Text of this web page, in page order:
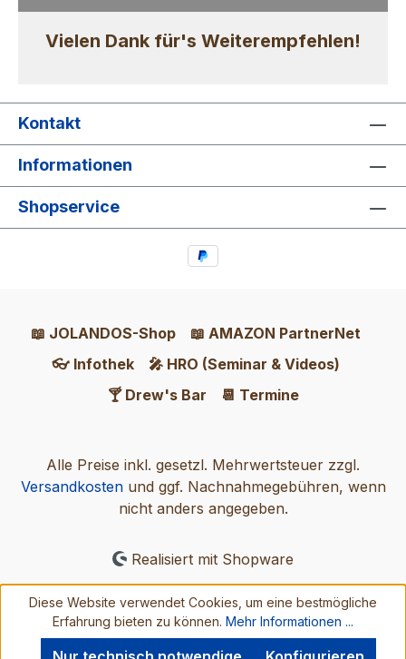
Vielen Dank für's Weiterempfehlen!
Kontakt
Informationen
Shopservice
📖 JOLANDOS-Shop
📖 AMAZON PartnerNet
👓 Infothek
🎤 HRO (Seminar & Videos)
🍸 Drew's Bar
📆 Termine
Alle Preise inkl. gesetzl. Mehrwertsteuer zzgl.
Versandkostenund ggf. Nachnahmegebühren, wenn
nicht anders angegeben.
Realisiert mit Shopware
Diese Website verwendet Cookies, um eine bestmögliche
Erfahrung bieten zu können. Mehr Informationen ...